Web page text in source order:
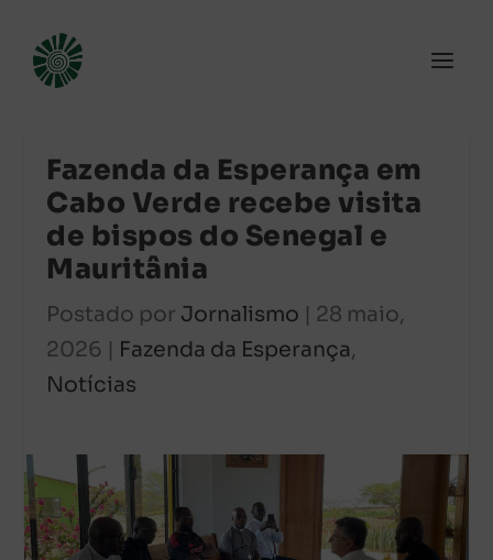
Fazenda da Esperança em
Cabo Verde recebe visita
de bispos do Senegal e
Mauritânia
Postado por Jornalismo | 28 maio,
2026 | Fazenda da Esperança,
Notícias